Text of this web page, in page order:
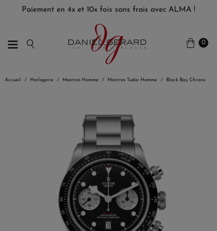
Paiement en 4x et 10x fois sans frais avec ALMA !
0
Accueil Horlogerie Montres Homme Montres Tudor Homme Black Bay Chrono